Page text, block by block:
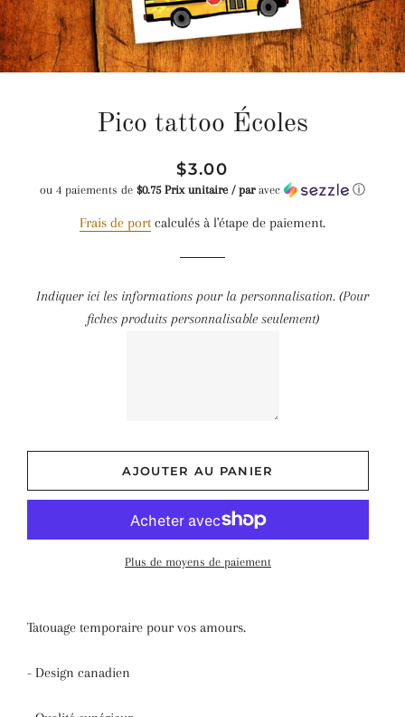
Pico tattoo Écoles
Prix
régulier
Prix
réduit
$3.00
ou 4 paiements de $0.75 Prix unitaire / paravec ⓘ
Frais de port calculés à l'étape de paiement.
Indiquer ici les informations pour la personnalisation. (Pour
fiches produits personnalisable seulement)
AJOUTER AU PANIER
Plus de moyens de paiement
Tatouage temporaire pour vos amours.
- Design canadien